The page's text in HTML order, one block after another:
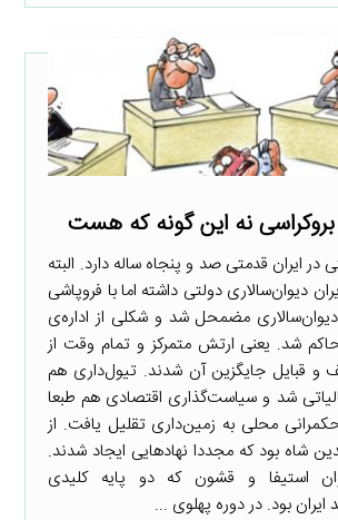
نه این گونه که هست
در ایران قدمتی صد و پنجاه ساله دارد. البته
دیوان‌سالاری دولتی داشته اما با فروپاشی
مضمحل شد و شکلی از اداره‌ی
حاکم شد. یعنی ارتش متمرکز و تمام وقت از
و قبایل جایگزین آن شدند. تیول‌داری هم
شد و سیاست‌گذاری اقتصادی هم طبعا
محلی به زمین‌داری تقلیل یافت. از
شاه بود که مجددا نهادهایی ایجاد شدند.
استیفا و قشون که دو پایه کلیدی
بود. در دوره پهلوی ...